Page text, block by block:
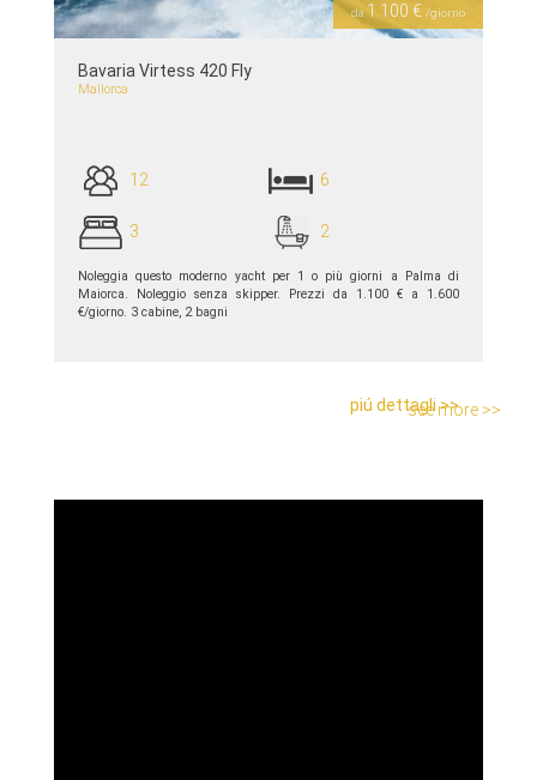
da1.100 € /giorno
Bavaria Virtess 420 Fly
Mallorca
12 6
3 2
Noleggia questo moderno yacht per 1 o più giorni a Palma di
Maiorca. Noleggio senza skipper. Prezzi da 1.100 € a 1.600
€/giorno. 3 cabine, 2 bagni
piú dettagli >>
see more >>